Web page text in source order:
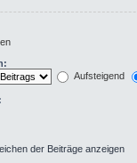
Aufsteigend
der Beiträge anzeigen